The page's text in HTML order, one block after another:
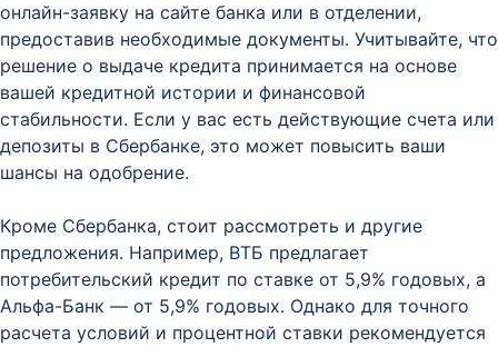
онлайн-заявку на сайте банка или в отделении,
предоставив необходимые документы. Учитывайте, что
решение о выдаче кредита принимается на основе
вашей кредитной истории и финансовой
стабильности. Если у вас есть действующие счета или
депозиты в Сбербанке, это может повысить ваши
шансы на одобрение.
Кроме Сбербанка, стоит рассмотреть и другие
предложения. Например, ВТБ предлагает
потребительский кредит по ставке от 5,9% годовых, а
Альфа-Банк — от 5,9% годовых. Однако для точного
расчета условий и процентной ставки рекомендуется